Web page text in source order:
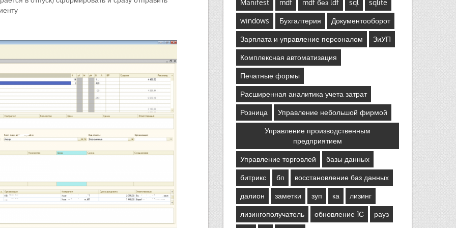
Manifest mdf mdf без ldf sql sqlite
windows Бухгалтерия Документооборот
Зарплата и управление персоналом ЗиУП
Комплексная автоматизация
Печатные формы
Расширенная аналитика учета затрат
Розница Управление небольшой фирмой
Управление производственным
предприятием
Управление торговлей базы данных
битрикс бп восстановление баз данных
далион заметки зуп ка лизинг
лизингополучатель обновление 1С рауз